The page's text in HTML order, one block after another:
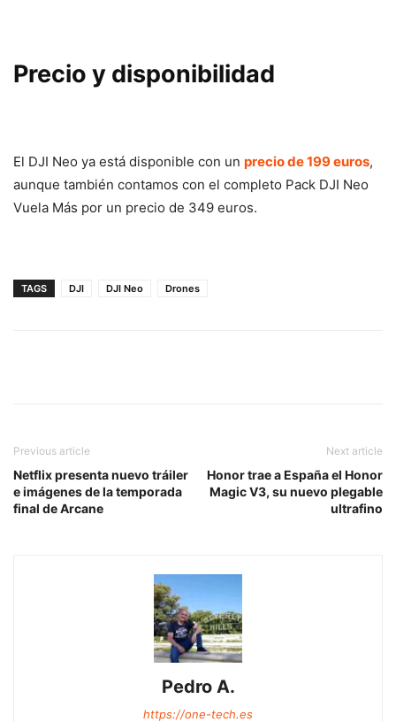
Precio y disponibilidad
El DJI Neo ya está disponible con un precio de 199 euros,
aunque también contamos con el completo Pack DJI Neo
Vuela Más por un precio de 349 euros.
TAGS DJI DJI Neo Drones
Previous article
Netflix presenta nuevo tráiler
e imágenes de la temporada
final de Arcane
Next article
Honor trae a España el Honor
Magic V3, su nuevo plegable
ultrafino
Pedro A.
https://one-tech.es